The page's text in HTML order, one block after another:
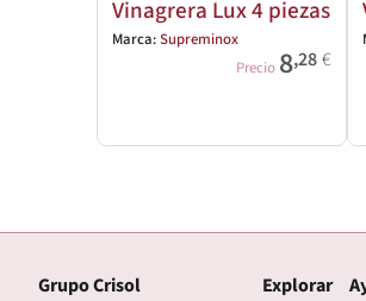
Vinagrera Lux 4 piezas
Marca:Supreminox
Precio 8,28€
Grupo Crisol Explorar